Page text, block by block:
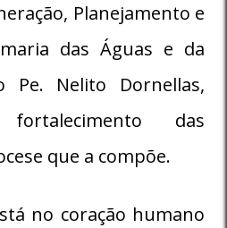
Planejamento e
das Águas e da
Nelito Dornellas,
das
que a compõe.
no coração humano